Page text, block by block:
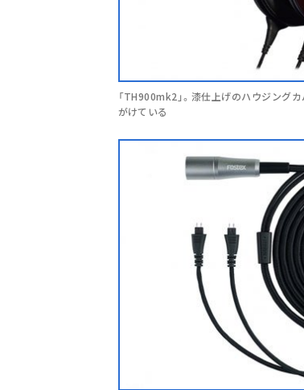
「TH900mk2」。漆仕上げのハウジング
がけている